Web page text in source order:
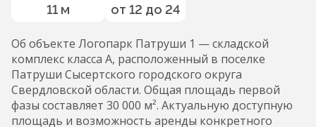
11 м от 12 до 24
Об объекте Логопарк Патруши 1 — складской
комплекс класса А, расположенный в поселке
Патруши Сысертского городского округа
Свердловской области. Общая площадь первой
фазы составляет 30 000 м². Актуальную доступную
площадь и возможность аренды конкретного